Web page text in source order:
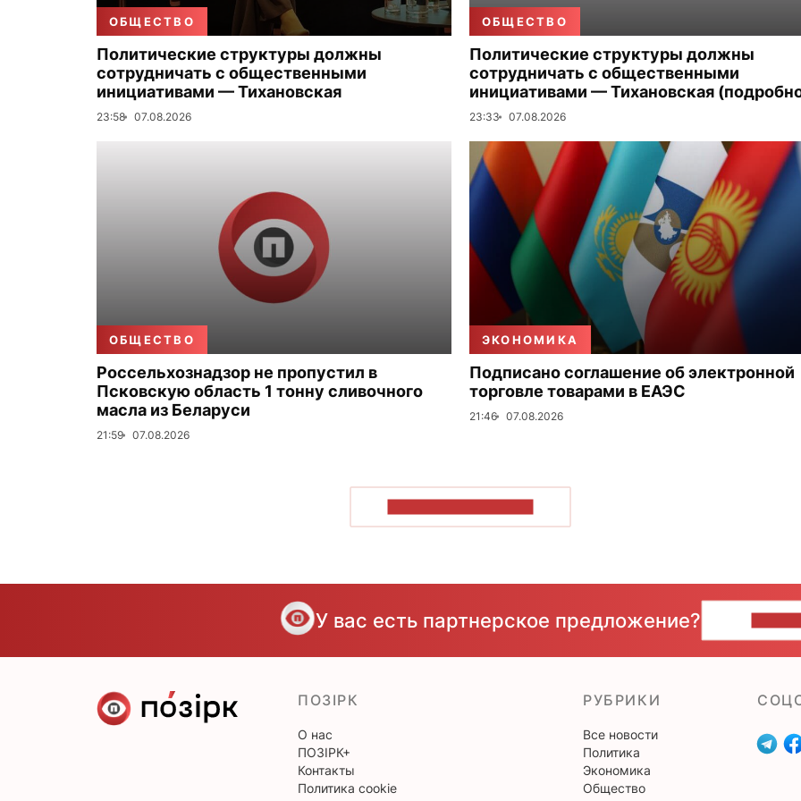
ОБЩЕСТВО
Политические структуры должны
сотрудничать с общественными
инициативами — Тихановская
23:58 07.08.2026
ОБЩЕСТВО
Политические структуры должны
сотрудничать с общественными
инициативами — Тихановская
23:33 07.08.2026
ОБЩЕСТВО
Россельхознадзор не пропустил в
Псковскую область 1 тонну сливочного
масла из Беларуси
21:59 07.08.2026
ЭКОНОМИКА
Подписано соглашение об электронной
торговле товарами в ЕАЭС
21:46 07.08.2026
У вас есть партнерское предложение?
ПОЗІРК
О нас
ПОЗІРК+
Контакты
Политика cookie
РУБРИКИ
Все новости
Политика
Экономика
Общество